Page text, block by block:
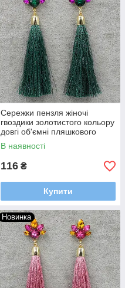
Сережки пензля жіночі
гвоздики золотистого кольору
довгі об'ємні пляшкового
кольору з кристалами
довжина 11 см
В наявності
116 ₴
Купити
Новинка